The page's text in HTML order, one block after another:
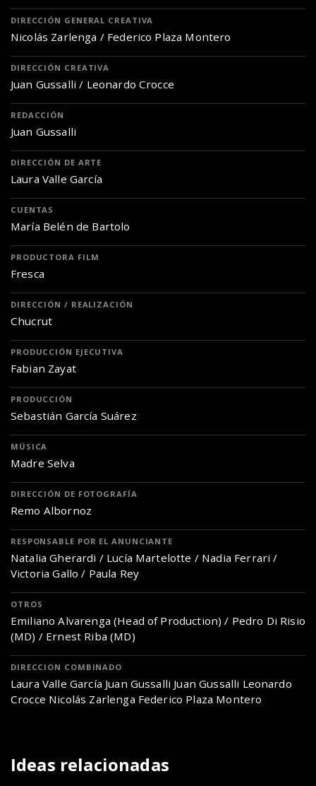
DIRECCIÓN GENERAL CREATIVA
Nicolás Zarlenga / Federico Plaza Montero
DIRECCIÓN CREATIVA
Juan Gussalli / Leonardo Crocce
REDACCIÓN
Juan Gussalli
DIRECCIÓN DE ARTE
Laura Valle García
CUENTAS
María Belén de Bartolo
PRODUCTORA FILM
Fresca
DIRECCIÓN / REALIZACIÓN
Chucrut
PRODUCCIÓN EJECUTIVA
Fabian Zayat
PRODUCCIÓN
Sebastián García Suárez
MÚSICA
Madre Selva
DIRECCIÓN DE FOTOGRAFÍA
Remo Albornoz
RESPONSABLE POR EL ANUNCIANTE
Natalia Gherardi / Lucía Martelotte / Nadia Ferrari /
Victoria Gallo / Paula Rey
OTROS
Emiliano Alvarenga (Head of Production) / Pedro Di Risio
(MD) / Ernest Riba (MD)
DIRECCION COMBINADO
Laura Valle García Juan Gussalli Juan Gussalli Leonardo
Crocce Nicolás Zarlenga Federico Plaza Montero
Ideas relacionadas